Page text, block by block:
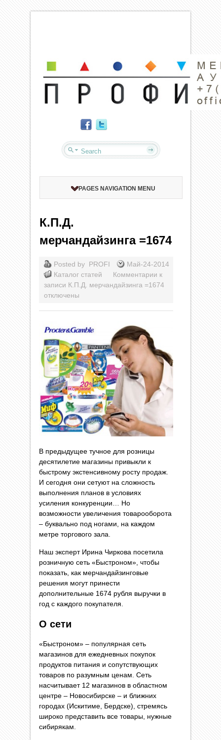
PAGES NAVIGATION MENU
К.П.Д.
мерчандайзинга =1674
Posted by PROFI
Май-24-2014
Каталог статей
Комментарии к
записи К.П.Д. мерчандайзинга =1674
отключены
В предыдущее тучное для розницы
десятилетие магазины привыкли к
быстрому экстенсивному росту продаж.
И сегодня они сетуют на сложность
выполнения планов в условиях
усиления конкуренции… Но
возможности увеличения товарооборота
– буквально под ногами, на каждом
метре торгового зала.
Наш эксперт Ирина Чиркова посетила
розничную сеть «Быстроном», чтобы
показать, как мерчандайзинговые
решения могут принести
дополнительные 1674 рубля выручки в
год с каждого покупателя.
О сети
«Быстроном» – популярная сеть
магазинов для ежедневных покупок
продуктов питания и сопутствующих
товаров по разумным ценам. Сеть
насчитывает 12 магазинов в областном
центре – Новосибирске – и ближних
городах (Искитиме, Бердске), стремясь
широко представить все товары, нужные
сибирякам.